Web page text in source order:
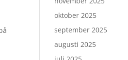
oktober 2025
september 2025
augusti 2025